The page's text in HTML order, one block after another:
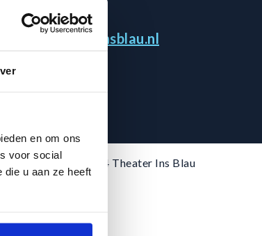
en om ons
voor social
die u aan ze heeft
071 5141780
info@theaterinsblau.nl
©2024 Theater Ins Blau